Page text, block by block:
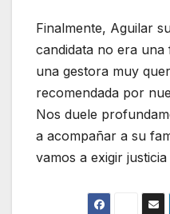
Finalmente, Aguilar
candidata no era una
una gestora muy
recomendada por
Nos duele
a acompañar a su
vamos a exigir justicia